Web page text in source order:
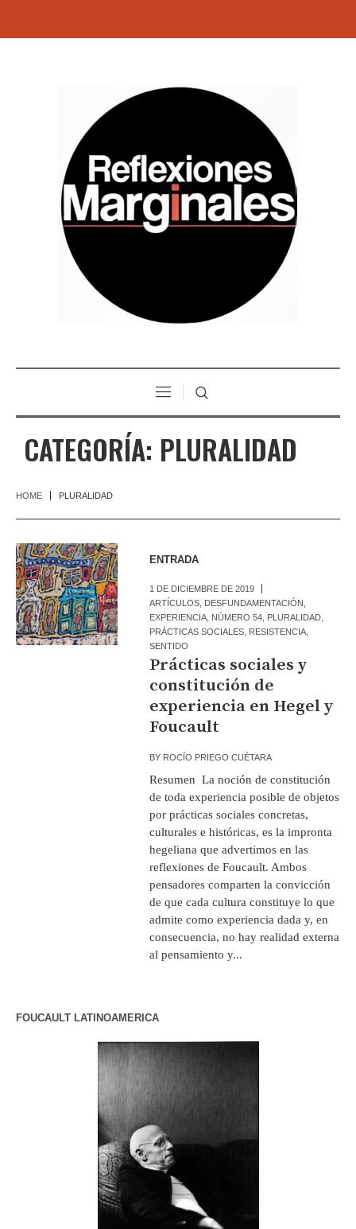
CATEGORÍA: PLURALIDAD
HOME PLURALIDAD
ENTRADA
1 DE DICIEMBRE DE 2019
ARTÍCULOS DESFUNDAMENTACIÓN
EXPERIENCIA NÚMERO 54 PLURALIDAD
PRÁCTICAS SOCIALES RESISTENCIA
SENTIDO
Prácticas sociales y
constitución de
experiencia en Hegel y
Foucault
BY ROCÍO PRIEGO CUÉTARA
Resumen La noción de constitución
de toda experiencia posible de objetos
por prácticas sociales concretas,
culturales e históricas, es la impronta
hegeliana que advertimos en las
reflexiones de Foucault. Ambos
pensadores comparten la convicción
de que cada cultura constituye lo que
admite como experiencia dada y, en
consecuencia, no hay realidad externa
al pensamiento y...
FOUCAULT LATINOAMERICA